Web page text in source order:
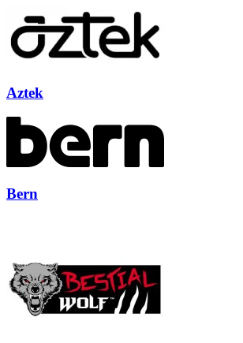
Aztek
Bern